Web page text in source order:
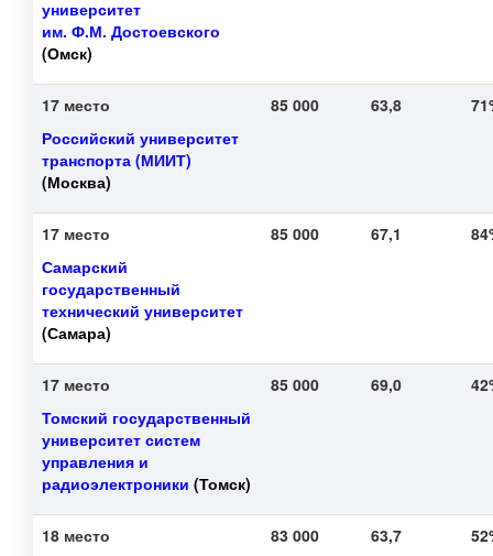
университет
им. Ф.М. Достоевского
(Омск)
17 место
Российский университет
транспорта (МИИТ)
(Москва)
85 000 63,8
17 место
Самарский
государственный
технический университет
(Самара)
85 000 67,1
17 место
Томский государственный
университет систем
управления и
радиоэлектроники (Томск)
85 000 69,0
18 место
83 000 63,7